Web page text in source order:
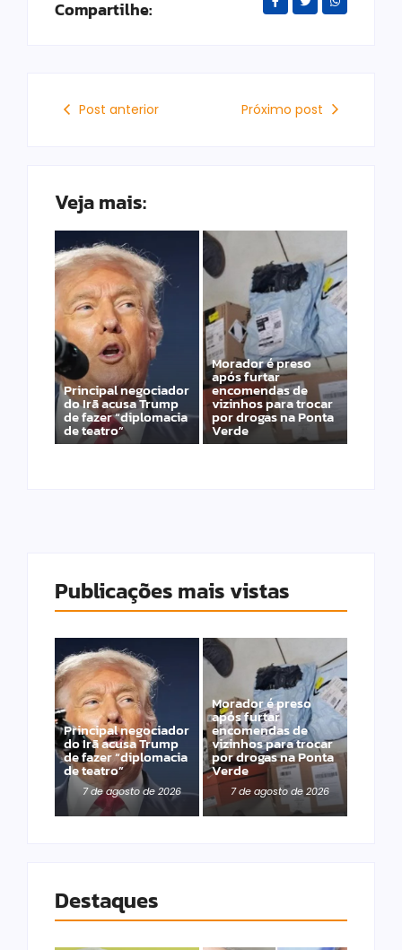
Compartilhe:
Post anterior Próximo post
Veja mais:
Principal negociador
do Irã acusa Trump
de fazer “diplomacia
de teatro”
Morador é preso
após furtar
encomendas de
vizinhos para trocar
por drogas na Ponta
Verde
Publicações mais vistas
Principal negociador
do Irã acusa Trump
de fazer “diplomacia
de teatro”
7 de agosto de 2026
Morador é preso
após furtar
encomendas de
vizinhos para trocar
por drogas na Ponta
Verde
7 de agosto de 2026
Destaques